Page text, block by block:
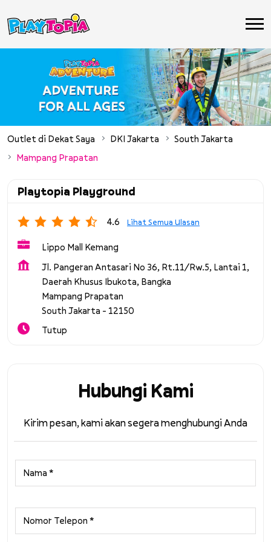
Outlet di Dekat Saya DKI Jakarta
South Jakarta
Mampang Prapatan
Playtopia Playground
4.6 Lihat Semua Ulasan
Lippo Mall Kemang
Jl. Pangeran Antasari No 36, Rt.11/Rw.5, Lantai 1,
Daerah Khusus Ibukota, Bangka
Mampang Prapatan
South Jakarta - 12150
Tutup
Hubungi Kami
Kirim pesan, kami akan segera menghubungi Anda